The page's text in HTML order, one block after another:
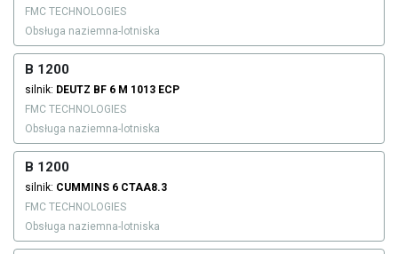
FMC TECHNOLOGIES
Obsługa naziemna-lotniska
B 1200
silnik: DEUTZ BF 6 M 1013 ECP
FMC TECHNOLOGIES
Obsługa naziemna-lotniska
B 1200
silnik: CUMMINS 6 CTAA8.3
FMC TECHNOLOGIES
Obsługa naziemna-lotniska